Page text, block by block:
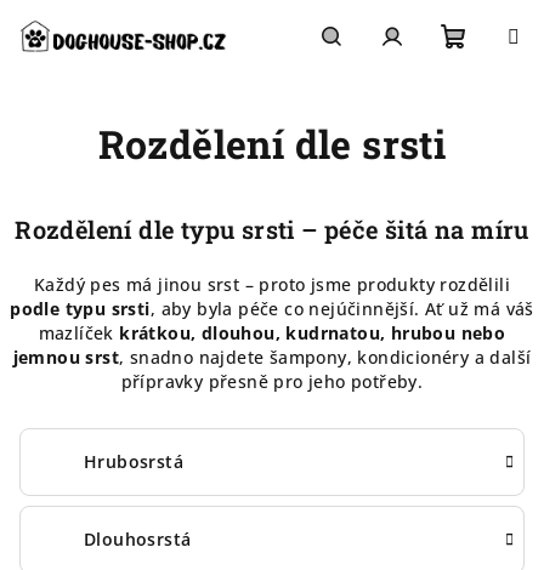
obsah
Rozdělení dle srsti
Rozdělení dle typu srsti – péče šitá na míru
Každý pes má jinou srst – proto jsme produkty rozdělili
podle typu srsti, aby byla péče co nejúčinnější. Ať už má váš
mazlíček krátkou, dlouhou, kudrnatou, hrubou nebo
jemnou srst, snadno najdete šampony, kondicionéry a další
přípravky přesně pro jeho potřeby.
Hrubosrstá
Dlouhosrstá